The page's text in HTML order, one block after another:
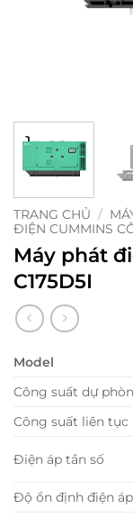
TRANG CHỦ /
ĐIỆN CUMMINS
Máy phát
C175D5I
Model
Công suất dự
Công suất liên tục
Điện áp tần số
Độ ổn định điện áp